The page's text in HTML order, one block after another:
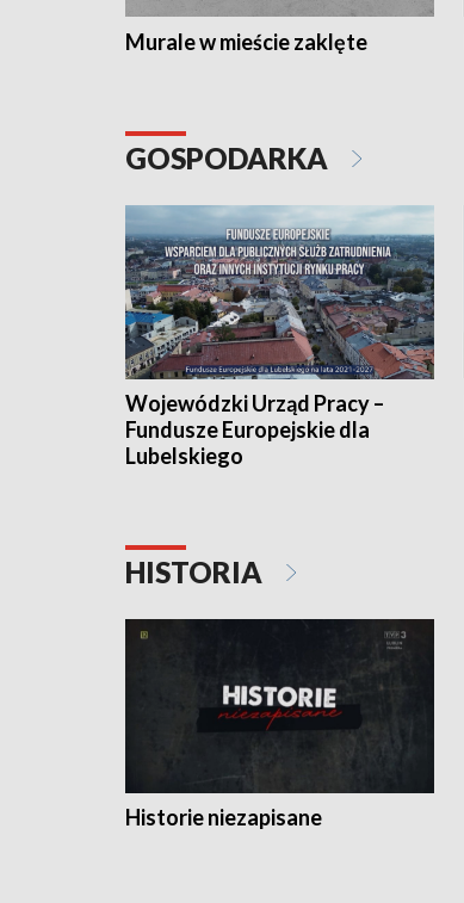
Murale w mieście zaklęte
GOSPODARKA
Wojewódzki Urząd Pracy –
Fundusze Europejskie dla
Lubelskiego
HISTORIA
Historie niezapisane